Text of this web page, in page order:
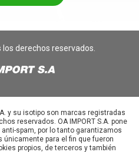
los derechos reservados.
y su isotipo son marcas registradas
reservados. OA IMPORT S.A. pone
spam, por lo tanto garantizamos
para el fin que fueron
propios, de terceros y también